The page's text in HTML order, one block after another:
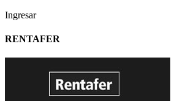
Ingresar
RENTAFER